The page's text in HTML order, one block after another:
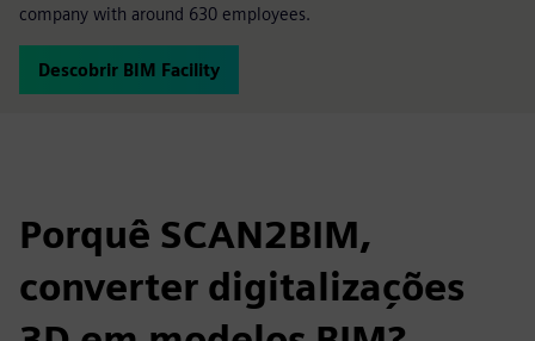
company with around 630 employees.
Descobrir BIM Facility
Porquê SCAN2BIM,
converter digitalizações